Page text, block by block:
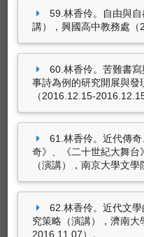
59.林香伶。自由與
講），興國高中教務處（
60.林香伶。苦難書
事詩為例的研究開展與
（2016.12.15-
61.林香伶。近代傳
奇》、《二十世紀大舞台
（演講），南京大學文
62.林香伶。近代文
究策略（演講），濟南
2016.11.07）。